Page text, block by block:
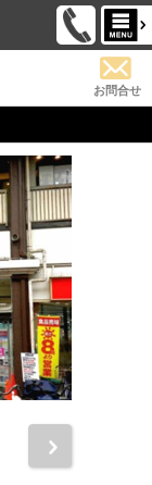
お問合せ